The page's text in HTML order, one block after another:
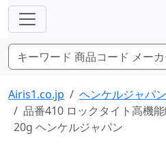
Airis1.co.jp
ヘンケルジャパン
品番410 ロックタイト高機
20g ヘンケルジャパン